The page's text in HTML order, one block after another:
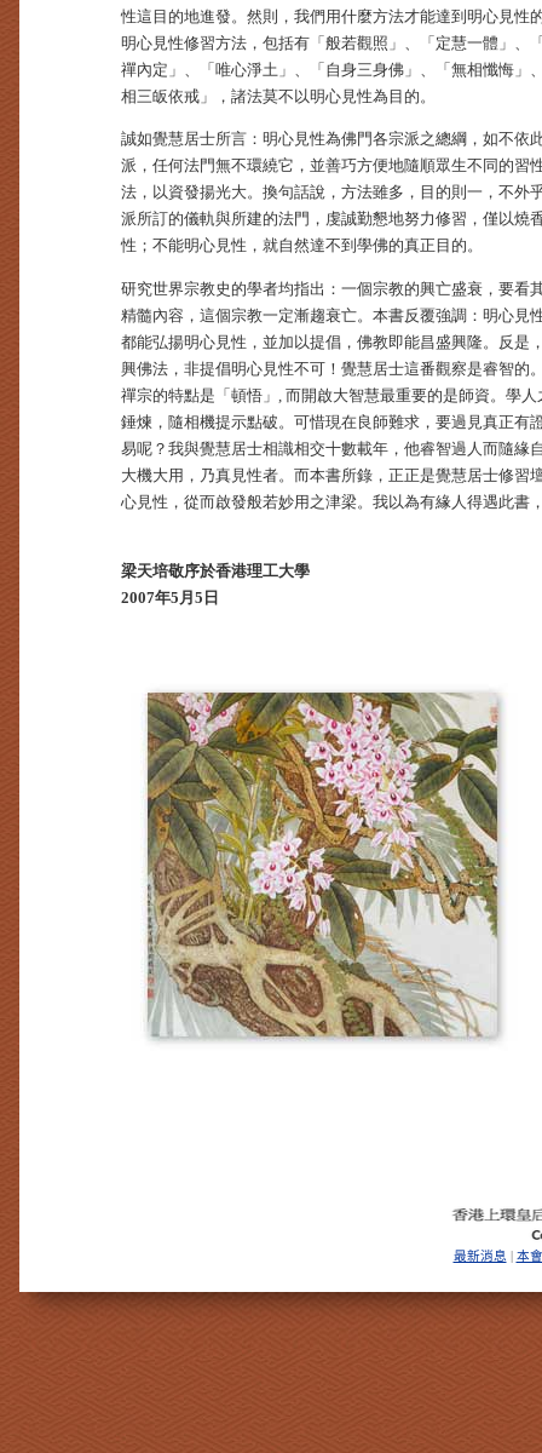
性這目的地進發。然則，我們用什麼方法才能達到明心見性
明心見性修習方法，包括有「般若觀照」、「定慧一體」、
禪內定」、「唯心淨土」、「自身三身佛」、「無相懺悔」
相三皈依戒」，諸法莫不以明心見性為目的。
誠如覺慧居士所言：明心見性為佛門各宗派之總綱，如不依
派，任何法門無不環繞它，並善巧方便地隨順眾生不同的習
法，以資發揚光大。換句話說，方法雖多，目的則一，不外
派所訂的儀軌與所建的法門，虔誠勤懇地努力修習，僅以燒
性；不能明心見性，就自然達不到學佛的真正目的。
研究世界宗教史的學者均指出：一個宗教的興亡盛衰，要看
精髓內容，這個宗教一定漸趨衰亡。本書反覆強調：明心見
都能弘揚明心見性，並加以提倡，佛教即能昌盛興隆。反是
興佛法，非提倡明心見性不可！覺慧居士這番觀察是睿智的
禪宗的特點是「頓悟」, 而開啟大智慧最重要的是師資。學
錘煉，隨相機提示點破。可惜現在良師難求，要過見真正有
易呢？我與覺慧居士相識相交十數載年，他睿智過人而隨緣
大機大用，乃真見性者。而本書所錄，正正是覺慧居士修習
心見性，從而啟發般若妙用之津梁。我以為有緣人得遇此書
梁天培敬序於香港理工大學
2007年5月5日
最新消息 本